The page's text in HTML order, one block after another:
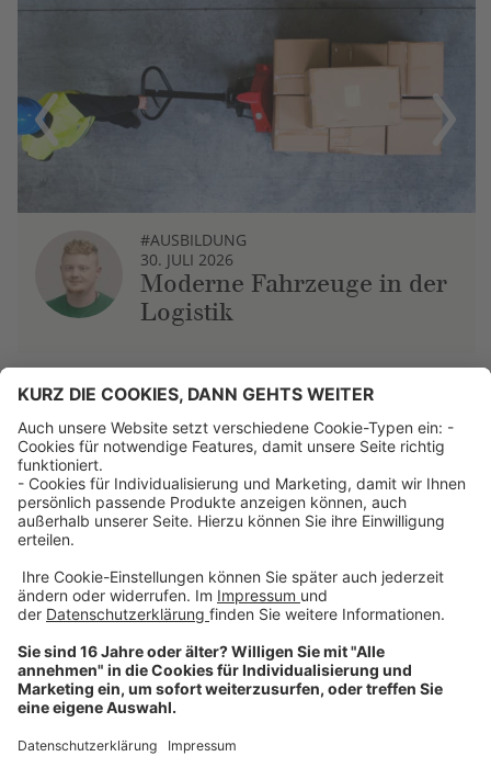
Previous
#AUSBILDUNG
30. JULI 2026
Moderne Fahrzeuge in der
Logistik
Next
Über uns
Dehner Unternehmen
Jobs bei Dehner